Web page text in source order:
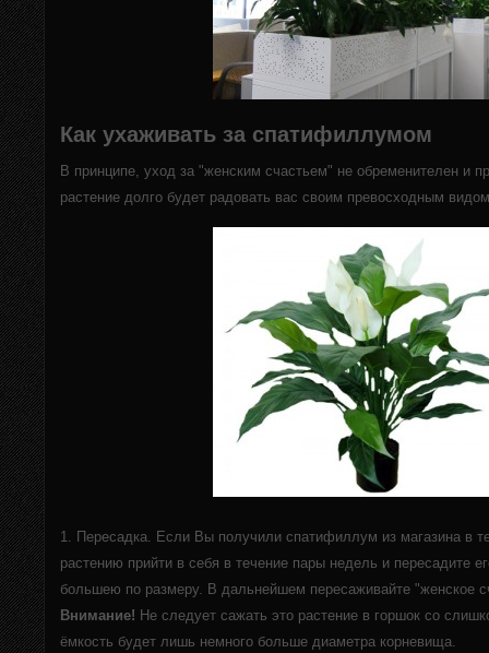
Как ухаживать за спатифиллумом
В принципе, уход за "женским счастьем" не обременителен и
растение долго будет радовать вас своим превосходным
1. Пересадка. Если Вы получили спатифиллум из магазина в
растению прийти в себя в течение пары недель и пересадите
большею по размеру. В дальнейшем пересаживайте "женское
Внимание! Не следует сажать это растение в горшок со
ёмкость будет лишь немного больше диаметра корневища.